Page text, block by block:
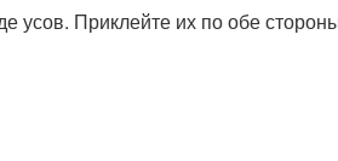
усов. Приклейте их по обе